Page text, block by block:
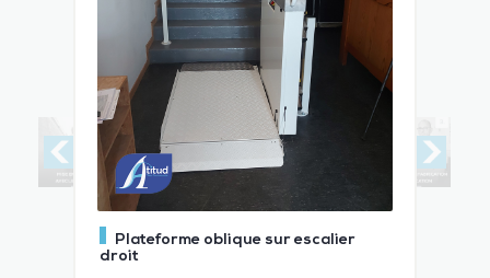
Plateforme oblique sur escalier
droit